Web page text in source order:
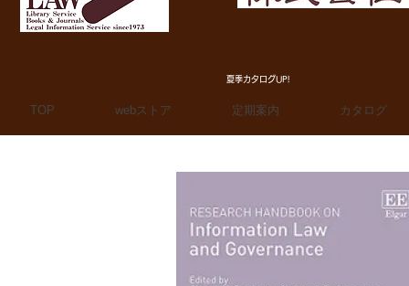
夏季カタログUP!
TOP webストア 定期案内 カタログ